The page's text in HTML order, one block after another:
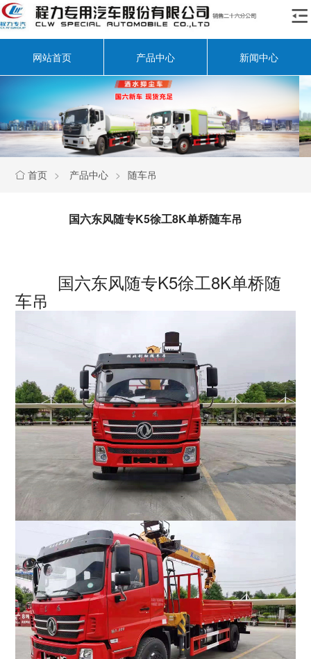

网站首页 产品中心 新闻中心
 首页 > 产品中心 > 随车吊
国六东风随专K5徐工8K单桥随车吊
国六东风随专K5徐工8K单桥随
车吊